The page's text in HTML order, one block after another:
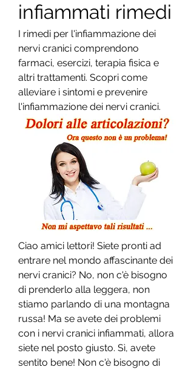
infiammati rimedi
I rimedi per l'infiammazione dei
nervi cranici comprendono
farmaci, esercizi, terapia fisica e
altri trattamenti. Scopri come
alleviare i sintomi e prevenire
l'infiammazione dei nervi cranici.
Ciao amici lettori! Siete pronti ad
entrare nel mondo affascinante dei
nervi cranici? No, non c'è bisogno
di prenderlo alla leggera, non
stiamo parlando di una montagna
russa! Ma se avete dei problemi
con i nervi cranici infiammati, allora
siete nel posto giusto. Sì, avete
sentito bene! Non c'è bisogno di